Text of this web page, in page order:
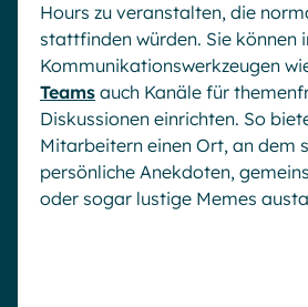
Hours zu veranstalten, die
stattfinden würden. Sie können
Kommunikationswerkzeugen
Teams auch Kanäle für
Diskussionen einrichten. So
Mitarbeitern einen Ort, an dem
persönliche Anekdoten,
oder sogar lustige Memes